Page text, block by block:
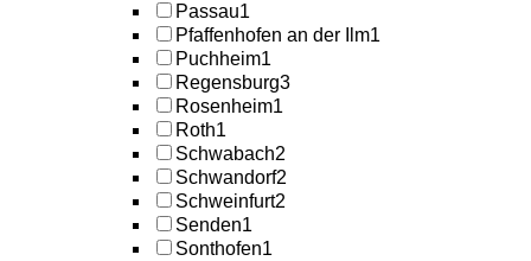
Passau1
Pfaffenhofen an der Ilm1
Puchheim1
Regensburg3
Rosenheim1
Roth1
Schwabach2
Schwandorf2
Schweinfurt2
Senden1
Sonthofen1